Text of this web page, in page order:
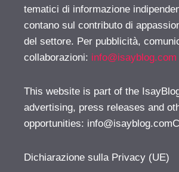
tematici di informazione
contano sul contributo di
del settore. Per pubblicità,
collaborazioni: info@isayblog.com
This website is part of the
advertising, press releases and
opportunities:
Dichiarazione sulla Privacy (UE)